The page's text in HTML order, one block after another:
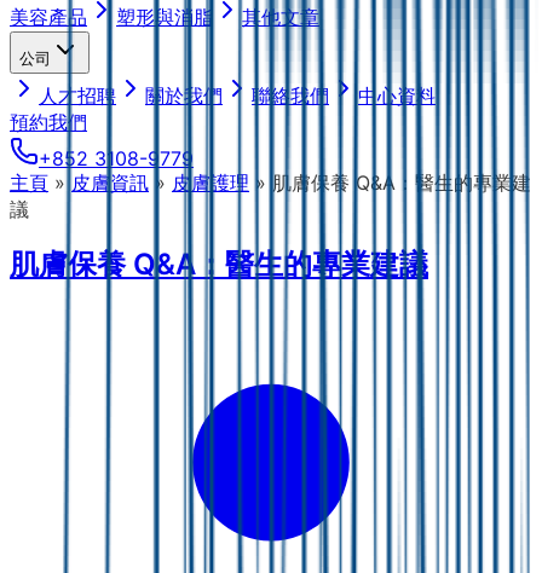
美容產品
塑形與消脂 其他文章
公司
人才招聘 關於我們 聯絡我們
中心資料
預約我們
+852 3108-9779
主頁 » 皮膚資訊 » 皮膚護理 » 肌膚保養 Q&A：醫生的專業建
議
肌膚保養 Q&A：醫生的專業建議